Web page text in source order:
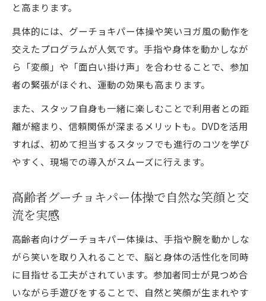
と高まります。
具体的には、グーチョキパー体操や笑いヨガ風の動作を
交えたプログラムが人気です。手指や身体を動かしなが
ら「変顔」や「面白い掛け声」を合わせることで、参加
者の緊張がほぐれ、運動の効果も高まります。
また、スタッフ自身も一緒に楽しむことで利用者との距
離が縮まり、信頼関係が深まるメリットも。DVDを活用
すれば、初めて担当するスタッフでも進行のコツを学び
やすく、現場での導入がスムーズに行えます。
高齢者グーチョキパー体操で自然な笑顔と交
流を実感
高齢者向けグーチョキパー体操は、手指や腕を動かしな
がら笑いを取り入れることで、脳と身体の活性化を同時
に目指せる工夫がされています。参加者同士が見つめ合
いながら手遊びをすることで、自然と笑顔が生まれやす